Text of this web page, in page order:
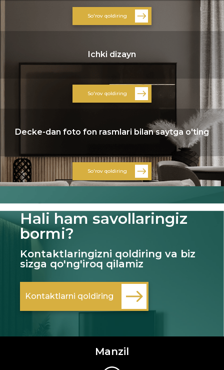
So'rov qoldiring
Ichki dizayn
So'rov qoldiring
Decke-dan foto fon rasmlari bilan saytga o'ting
So'rov qoldiring
Hali ham savollaringiz
bormi?
Kontaktlaringizni qoldiring va biz
sizga qo'ng'iroq qilamiz
Kontaktlarni qoldiring
Manzil